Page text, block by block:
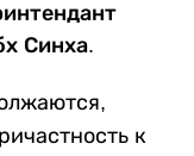
Синха.
к